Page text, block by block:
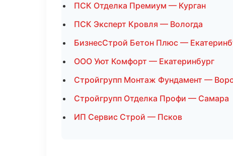
ПСК Отделка Премиум — Курган
ПСК Эксперт Кровля — Вологда
БизнесСтрой Бетон Плюс —
ООО Уют Комфорт — Екатеринбург
Стройгрупп Монтаж Фундамент —
Стройгрупп Отделка Профи — Самара
ИП Сервис Строй — Псков